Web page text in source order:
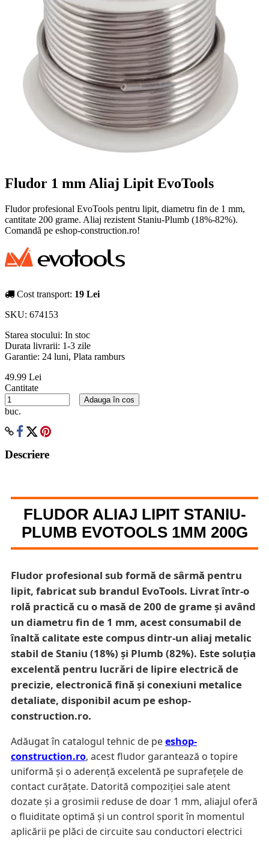
Fludor 1 mm Aliaj Lipit EvoTools
Fludor profesional EvoTools pentru lipit, diametru fin de 1 mm,
cantitate 200 grame. Aliaj rezistent Staniu-Plumb (18%-82%).
Comandă pe eshop-construction.ro!
Cost transport: 19 Lei
SKU: 674153
Starea stocului: In stoc
Durata livrarii: 1-3 zile
Garantie: 24 luni, Plata ramburs
49.99 Lei
Cantitate
buc.
Adauga în cos
Descriere
FLUDOR ALIAJ LIPIT STANIU-
PLUMB EVOTOOLS 1MM 200G
Fludor profesional sub formă de sârmă pentru
lipit, fabricat sub brandul EvoTools. Livrat într-o
rolă practică cu o masă de 200 de grame și având
un diametru fin de 1 mm, acest consumabil de
înaltă calitate este compus dintr-un aliaj metalic
stabil de Staniu (18%) și Plumb (82%). Este soluția
excelentă pentru lucrări de lipire electrică de
precizie, electronică fină și conexiuni metalice
detaliate, disponibil acum pe eshop-
construction.ro.
Adăugat în catalogul tehnic de peeshop-
construction.ro, acest fludor garantează o topire
uniformă și o aderență excelentă pe suprafețele de
contact curățate. Datorită compoziției sale atent
dozate și a grosimii reduse de doar 1 mm, aliajul oferă
o fluiditate optimă și un control sporit în momentul
aplicării pe plăci de circuite sau conductori electrici